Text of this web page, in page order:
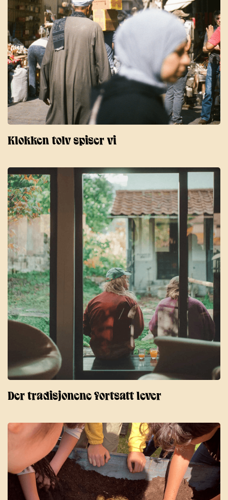
Klokken tolv spiser vi
Der tradisjonene fortsatt lever